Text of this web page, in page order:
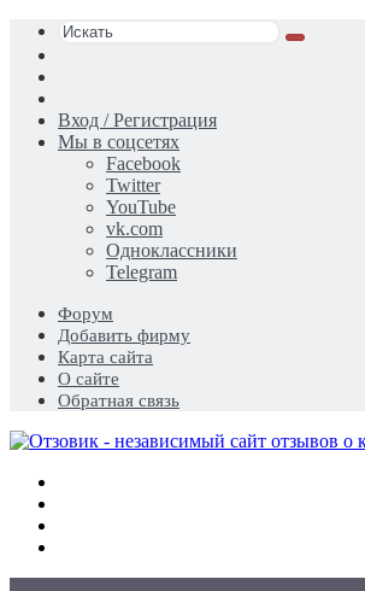
Искать
статья
Вход / Регистрация
Мы в соцсетях
Facebook
Twitter
YouTube
vk.com
Одноклассники
Telegram
Форум
Добавить фирму
Карта сайта
О сайте
Обратная связь